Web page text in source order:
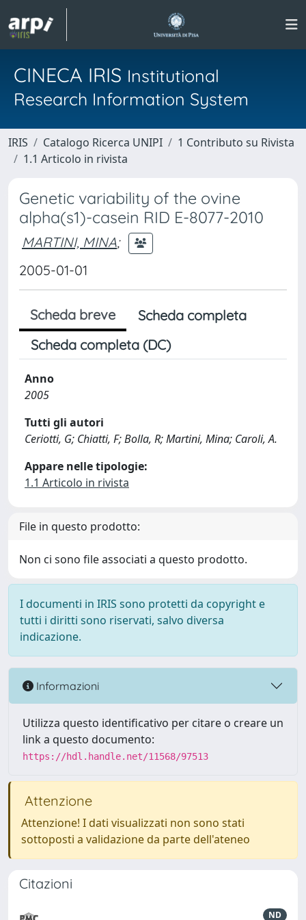
CINECA IRIS Institutional
Research Information System
IRIS Catalogo Ricerca UNIPI
1 Contributo su Rivista
1.1 Articolo in rivista
Genetic variability of the ovine
alpha(s1)-casein RID E-8077-2010
MARTINI, MINA;
2005-01-01
Scheda breve
Scheda completa
Scheda completa (DC)
Anno
2005
Tutti gli autori
Ceriotti, G; Chiatti, F; Bolla, R; Martini, Mina; Caroli, A.
Appare nelle tipologie:
1.1 Articolo in rivista
File in questo prodotto:
Non ci sono file associati a questo prodotto.
I documenti in IRIS sono protetti da copyright e
tutti i diritti sono riservati, salvo diversa
indicazione.
Informazioni
Utilizza questo identificativo per citare o creare un
link a questo documento:
https://hdl.handle.net/11568/97513
Attenzione
Attenzione! I dati visualizzati non sono stati
sottoposti a validazione da parte dell'ateneo
Citazioni
ND